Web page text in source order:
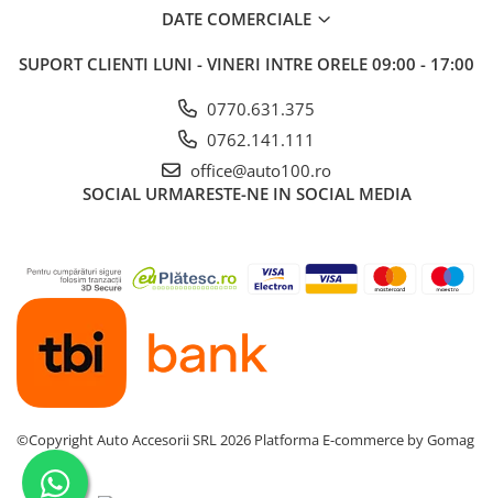
DATE COMERCIALE
SUPORT CLIENTI LUNI - VINERI INTRE ORELE 09:00 - 17:00
0770.631.375
0762.141.111
office@auto100.ro
SOCIAL URMARESTE-NE IN SOCIAL MEDIA
©Copyright Auto Accesorii SRL 2026 Platforma E-commerce by Gomag